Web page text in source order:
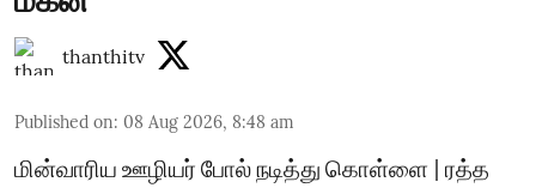
thanthitv
Published on: 08 Aug 2026, 8:48 am
மின்வாரிய ஊழியர் போல் நடித்து கொள்ளை | ரத்த